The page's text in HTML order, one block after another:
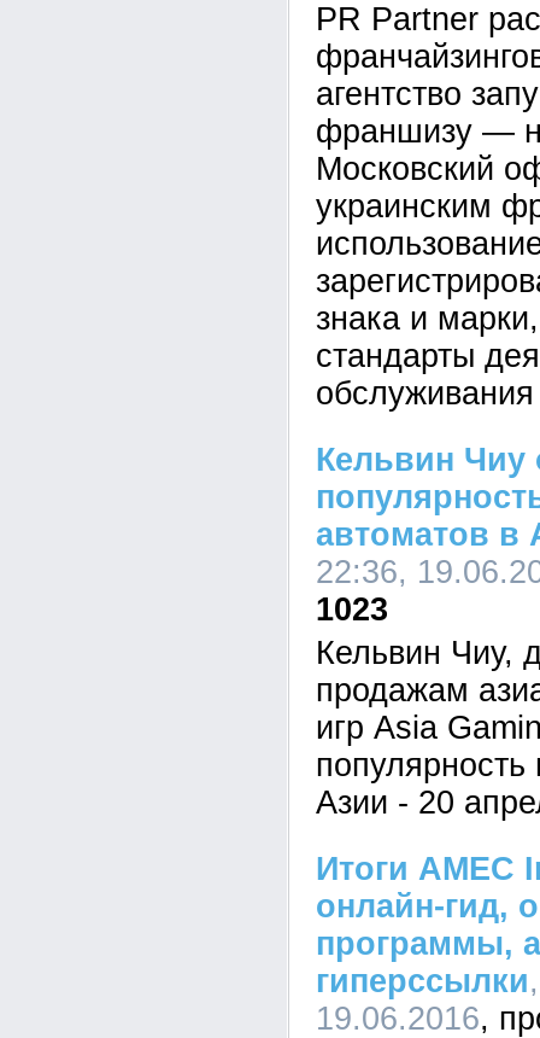
PR Partner
агентство
франшизу —
Московский
украинским
знака и
стандарты
обслуживания
Кельвин Чиу
автоматов в
22:36,
1023
Кельвин Чиу,
продажам
игр Asia
популярность
Азии - 20
Итоги AMEC
онлайн-гид,
программы,
гиперссылки
19.06.2016